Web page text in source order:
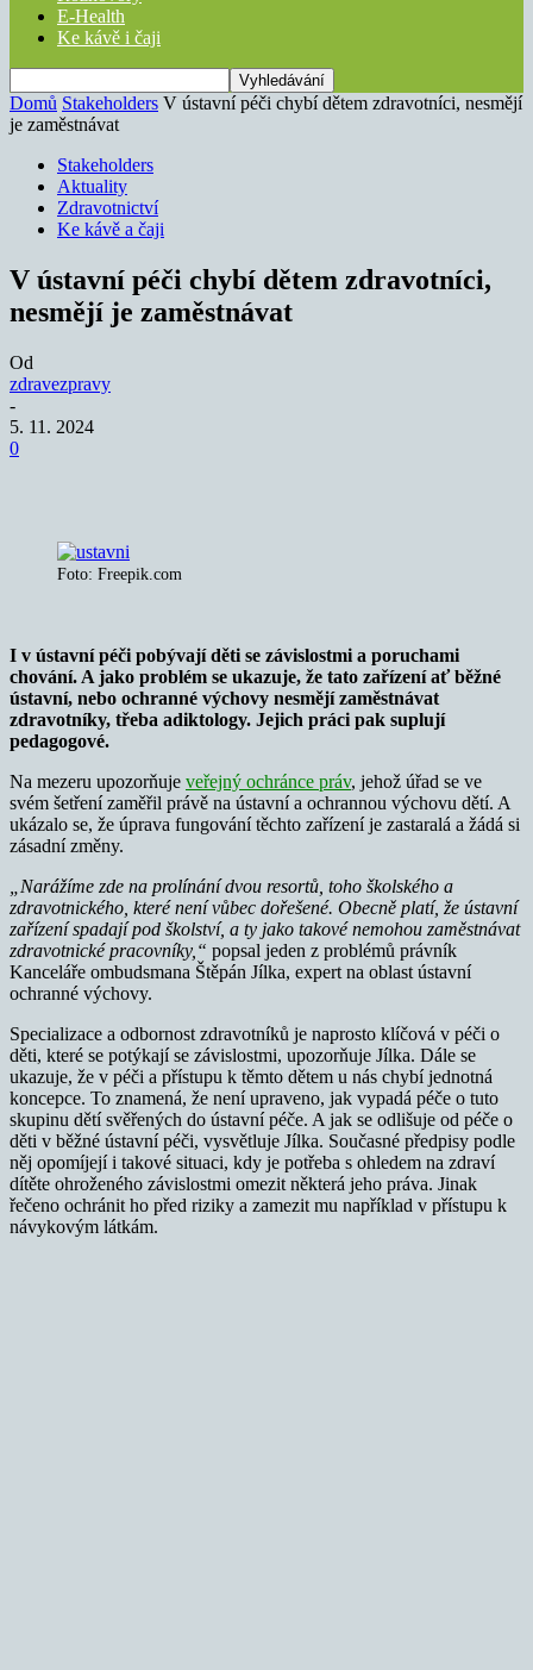
E-Health
Ke kávě i čaji
Domů Stakeholders V ústavní péči chybí dětem zdravotníci, nesmějí
je zaměstnávat
Stakeholders
Aktuality
Zdravotnictví
Ke kávě a čaji
V ústavní péči chybí dětem zdravotníci,
nesmějí je zaměstnávat
Od
zdravezpravy
-
5. 11. 2024
0
Foto: Freepik.com
I v ústavní péči pobývají děti se závislostmi a poruchami
chování. A jako problém se ukazuje, že tato zařízení ať běžné
ústavní, nebo ochranné výchovy nesmějí zaměstnávat
zdravotníky, třeba adiktology. Jejich práci pak suplují
pedagogové.
Na mezeru upozorňuje veřejný ochránce práv, jehož úřad se ve
svém šetření zaměřil právě na ústavní a ochrannou výchovu dětí. A
ukázalo se, že úprava fungování těchto zařízení je zastaralá a žádá si
zásadní změny.
„Narážíme zde na prolínání dvou resortů, toho školského a
zdravotnického, které není vůbec dořešené. Obecně platí, že ústavní
zařízení spadají pod školství, a ty jako takové nemohou zaměstnávat
zdravotnické pracovníky,“ popsal jeden z problémů právník
Kanceláře ombudsmana Štěpán Jílka, expert na oblast ústavní
ochranné výchovy.
Specializace a odbornost zdravotníků je naprosto klíčová v péči o
děti, které se potýkají se závislostmi, upozorňuje Jílka. Dále se
ukazuje, že v péči a přístupu k těmto dětem u nás chybí jednotná
koncepce. To znamená, že není upraveno, jak vypadá péče o tuto
skupinu dětí svěřených do ústavní péče. A jak se odlišuje od péče o
děti v běžné ústavní péči, vysvětluje Jílka. Současné předpisy podle
něj opomíjejí i takové situaci, kdy je potřeba s ohledem na zdraví
dítěte ohroženého závislostmi omezit některá jeho práva. Jinak
řečeno ochránit ho před riziky a zamezit mu například v přístupu k
návykovým látkám.